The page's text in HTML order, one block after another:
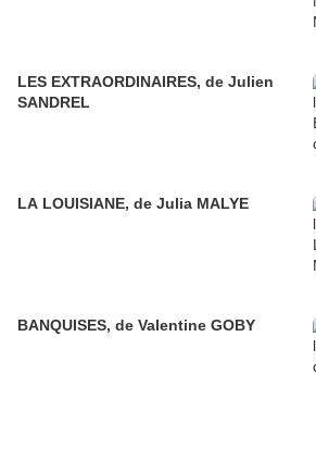
LES EXTRAORDINAIRES, de Julien
SANDREL
LA LOUISIANE, de Julia MALYE
BANQUISES, de Valentine GOBY